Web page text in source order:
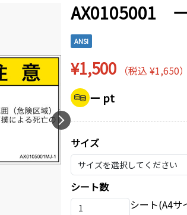
AX0105001
ANSI
¥1,500 （税込 ¥1,650）
ー pt
サイズ
シート数
シート(A4サ